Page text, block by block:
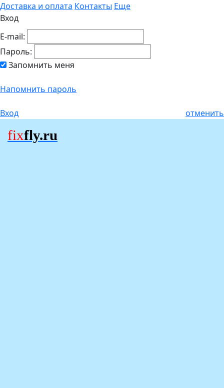
Доставка и оплата Контакты Еще
Вход
E-mail:
Пароль:
Запомнить меня
Напомнить пароль
Вход отменить
fixfly.ru